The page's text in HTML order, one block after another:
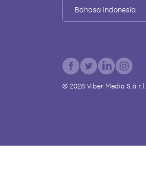
Bahasa Indonesia
© 2026 Viber Media S.à r.l.